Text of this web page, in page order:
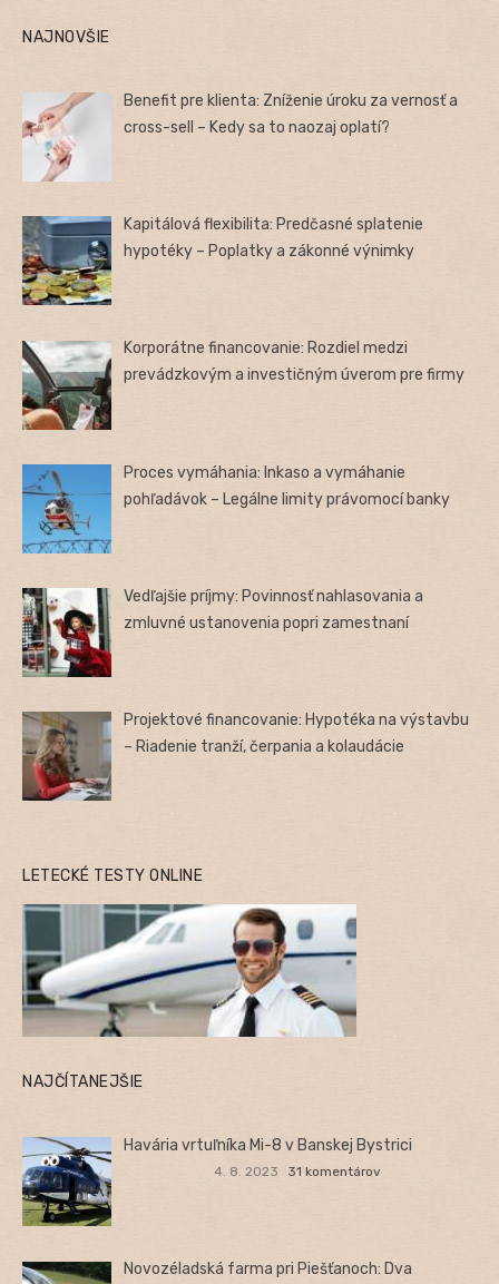
NAJNOVŠIE
Benefit pre klienta: Zníženie úroku za vernosť a
cross-sell – Kedy sa to naozaj oplatí?
Kapitálová flexibilita: Predčasné splatenie
hypotéky – Poplatky a zákonné výnimky
Korporátne financovanie: Rozdiel medzi
prevádzkovým a investičným úverom pre firmy
Proces vymáhania: Inkaso a vymáhanie
pohľadávok – Legálne limity právomocí banky
Vedľajšie príjmy: Povinnosť nahlasovania a
zmluvné ustanovenia popri zamestnaní
Projektové financovanie: Hypotéka na výstavbu
– Riadenie tranží, čerpania a kolaudácie
LETECKÉ TESTY ONLINE
NAJČÍTANEJŠIE
Havária vrtuľníka Mi-8 v Banskej Bystrici
4. 8. 2023 31 komentárov
Novozéladská farma pri Piešťanoch: Dva